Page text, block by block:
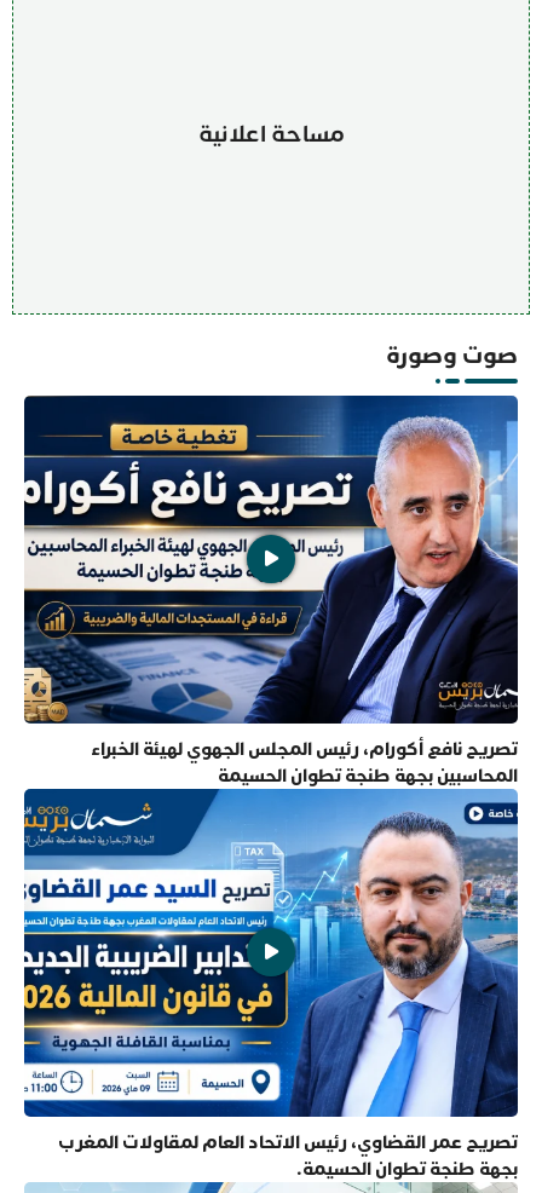
مساحة اعلانية
صوت وصورة
تصريح نافع أكورام، رئيس المجلس الجهوي لهيئة الخبراء
المحاسبين بجهة طنجة تطوان الحسيمة
تصريح عمر القضاوي، رئيس الاتحاد العام لمقاولات المغرب
بجهة طنجة تطوان الحسيمة.